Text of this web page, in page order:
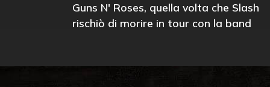
Guns N' Roses, quella volta che Slash
rischiò di morire in tour con la band